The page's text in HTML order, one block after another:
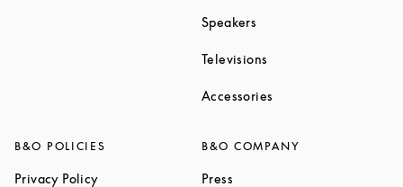
Speakers
Televisions
Accessories
B&O POLICIES
Privacy PolicyLink Opens in New Tab
B&O COMPANY
Press